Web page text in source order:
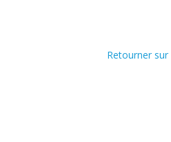
Retourner sur